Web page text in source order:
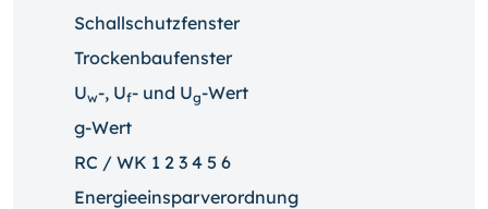
Schallschutzfenster
Trockenbaufenster
Uw-, Uf- und Ug-Wert
g-Wert
RC / WK 1 2 3 4 5 6
Energieeinsparverordnung